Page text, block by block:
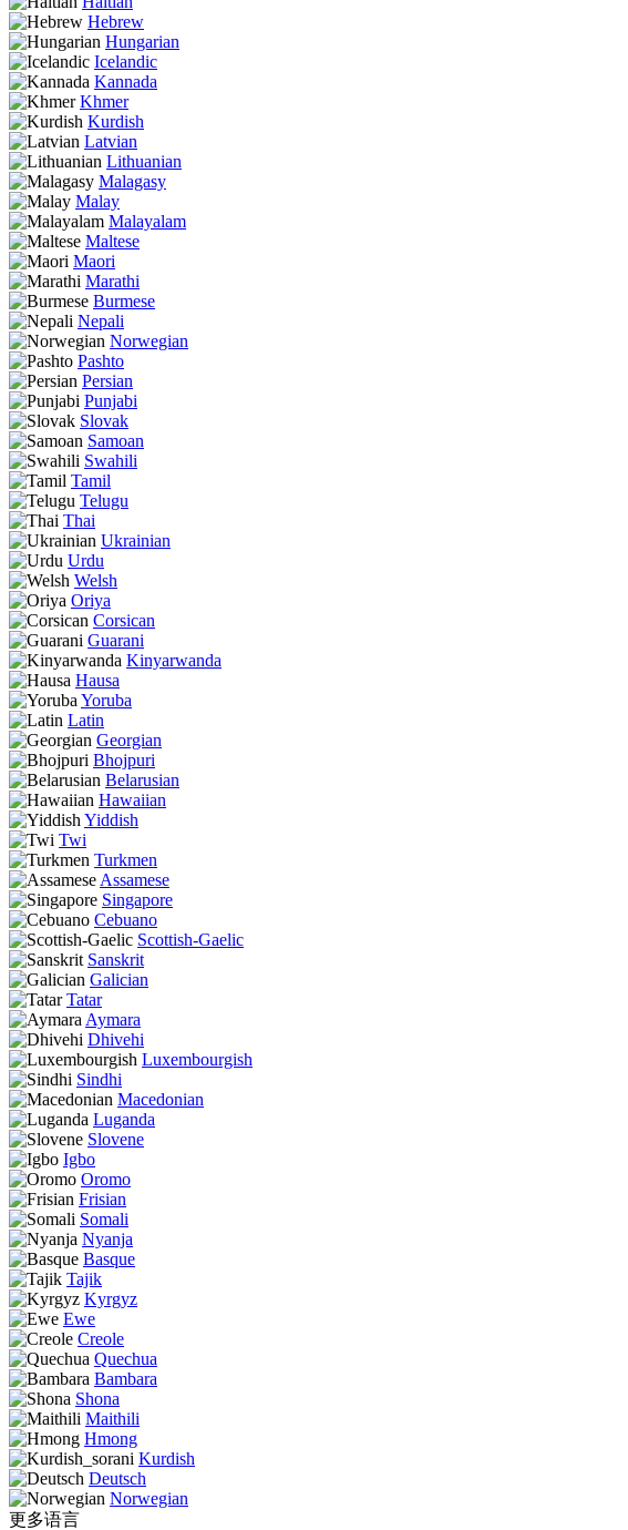
Hebrew
Hungarian
Icelandic
Kannada
Khmer
Kurdish
Latvian
Lithuanian
Malagasy
Malay
Malayalam
Maltese
Maori
Marathi
Burmese
Nepali
Norwegian
Pashto
Persian
Punjabi
Slovak
Samoan
Swahili
Tamil
Telugu
Thai
Ukrainian
Urdu
Welsh
Oriya
Corsican
Guarani
Kinyarwanda
Hausa
Yoruba
Latin
Georgian
Bhojpuri
Belarusian
Hawaiian
Yiddish
Twi
Turkmen
Assamese
Singapore
Cebuano
Scottish-Gaelic
Sanskrit
Galician
Tatar
Aymara
Dhivehi
Luxembourgish
Sindhi
Macedonian
Luganda
Slovene
Igbo
Oromo
Frisian
Somali
Nyanja
Basque
Tajik
Kyrgyz
Ewe
Creole
Quechua
Bambara
Shona
Maithili
Hmong
Kurdish
Deutsch
Norwegian
更多语言